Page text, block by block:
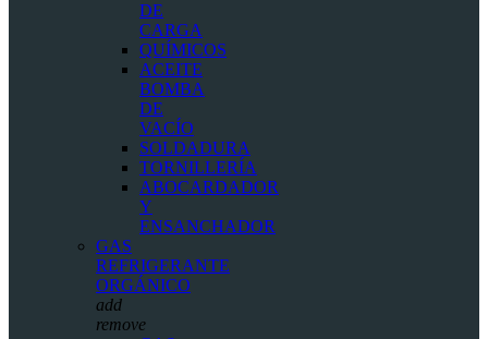
DE
CARGA
QUÍMICOS
ACEITE
BOMBA
DE
VACÍO
SOLDADURA
TORNILLERÍA
ABOCARDADOR
Y
ENSANCHADOR
GAS
REFRIGERANTE
ORGÁNICO
add
remove